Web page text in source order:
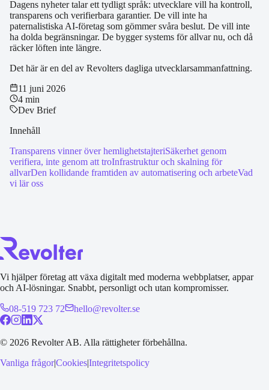
Dagens nyheter talar ett tydligt språk: utvecklare vill ha kontroll,
transparens och verifierbara garantier. De vill inte ha
paternalistiska AI-företag som gömmer svåra beslut. De vill inte
ha dolda begränsningar. De bygger systems för allvar nu, och då
räcker löften inte längre.
Det här är en del av Revolters dagliga utvecklarsammanfattning.
11 juni 2026
4 min
Dev Brief
Innehåll
Transparens vinner över hemlighetstajteriSäkerhet genom
verifiera, inte genom att troInfrastruktur och skalning för
allvarDen kollidande framtiden av automatisering och arbeteVad
vi lär oss
Vi hjälper företag att växa digitalt med moderna webbplatser, appar
och AI-lösningar. Snabbt, personligt och utan kompromisser.
08-519 723 72 hello@revolter.se
© 2026 Revolter AB. Alla rättigheter förbehållna.
Vanliga frågor|Cookies|Integritetspolicy